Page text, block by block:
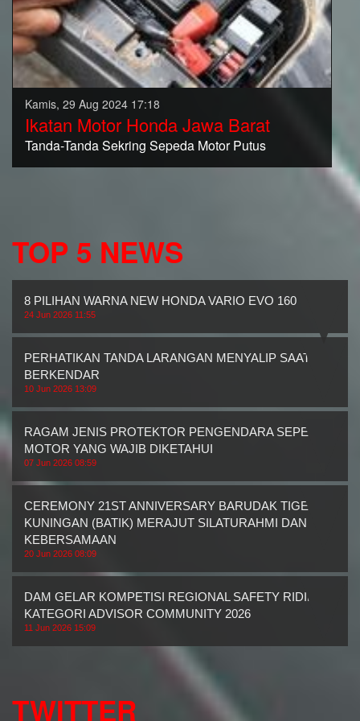
Kamis, 29 Aug 2024 17:18
Ikatan Motor Honda Jawa Barat
Tanda-Tanda Sekring Sepeda Motor Putus
TOP 5 NEWS
8 PILIHAN WARNA NEW HONDA VARIO EVO 160
24 Jun 2026 11:55
PERHATIKAN TANDA LARANGAN MENYALIP SAAT
BERKENDAR
10 Jun 2026 13:09
RAGAM JENIS PROTEKTOR PENGENDARA SEPEDA
MOTOR YANG WAJIB DIKETAHUI
07 Jun 2026 08:59
CEREMONY 21ST ANNIVERSARY BARUDAK TIGER
KUNINGAN (BATIK) MERAJUT SILATURAHMI DAN
KEBERSAMAAN
20 Jun 2026 08:09
DAM GELAR KOMPETISI REGIONAL SAFETY RIDING
KATEGORI ADVISOR COMMUNITY 2026
11 Jun 2026 15:09
TWITTER